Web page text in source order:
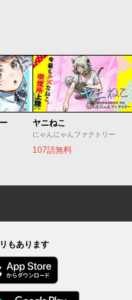
ヤニねこ
にゃんにゃんファクトリー
107話無料
もあります